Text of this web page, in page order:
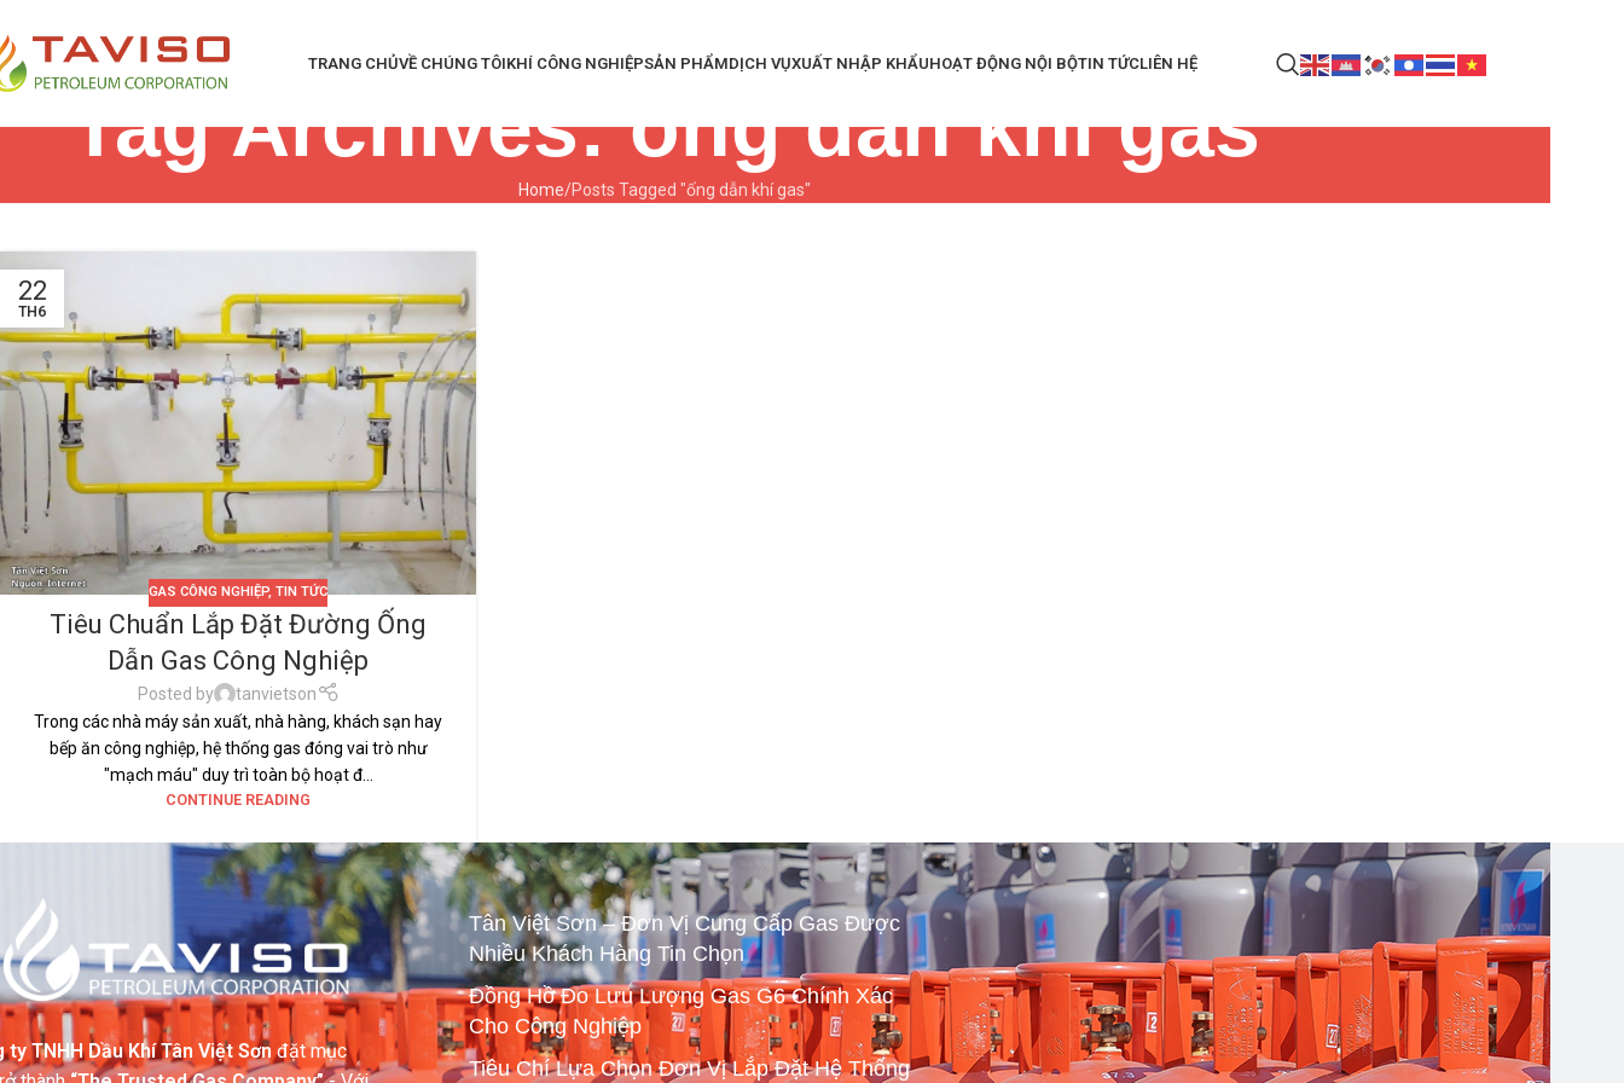
TRANG CHỦVỀ CHÚNG TÔIKHÍ CÔNG NGHIỆPSẢN PHẨMDỊCH VỤXUẤT NHẬP KHẨUHOẠT ĐỘNG NỘI BỘTIN TỨCLIÊN HỆ
Tag Archives: ống dẫn khí gas
Home Posts Tagged "ống dẫn khí gas"
22
TH6
GAS CÔNG NGHIỆP, TIN TỨC
Tiêu Chuẩn Lắp Đặt Đường Ống
Dẫn Gas Công Nghiệp
Posted by
tanvietson
Trong các nhà máy sản xuất, nhà hàng, khách sạn hay
bếp ăn công nghiệp, hệ thống gas đóng vai trò như
"mạch máu" duy trì toàn bộ hoạt đ...
CONTINUE READING
ty TNHH Dầu Khí Tân Việt Sơnđặt mục
Tân Việt Sơn – Đơn Vị Cung Cấp Gas Được
Nhiều Khách Hàng Tin Chọn
Đồng Hồ Đo Lưu Lượng Gas G6 Chính Xác
Cho Công Nghiệp
Tiêu Chí Lựa Chọn Đơn Vị Lắp Đặt Hệ Thống